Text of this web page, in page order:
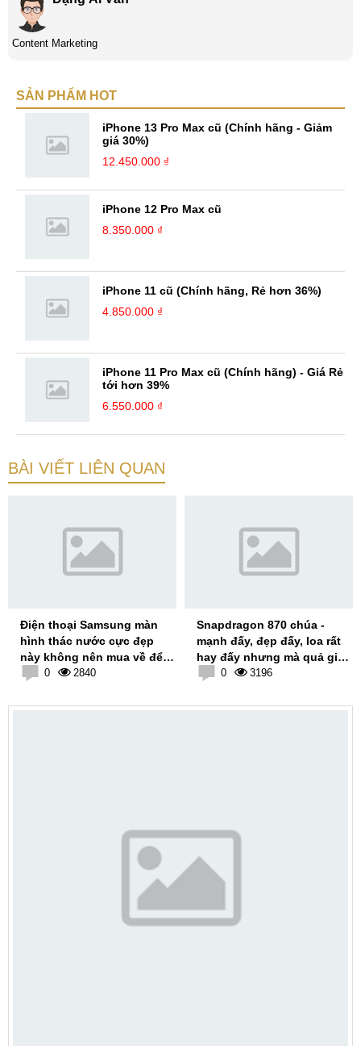
Content Marketing
SẢN PHẨM HOT
iPhone 13 Pro Max cũ (Chính hãng - Giảm
giá 30%)
12.450.000 ₫
iPhone 12 Pro Max cũ
8.350.000 ₫
iPhone 11 cũ (Chính hãng, Rẻ hơn 36%)
4.850.000 ₫
iPhone 11 Pro Max cũ (Chính hãng) - Giá Rẻ
tới hơn 39%
6.550.000 ₫
BÀI VIẾT LIÊN QUAN
Điện thoại Samsung màn
hình thác nước cực đẹp
này không nên mua về để
chơi Game
0 2840
Snapdragon 870 chúa -
mạnh đấy, đẹp đấy, loa rất
hay đấy nhưng mà quả giá
hơi...0 3196